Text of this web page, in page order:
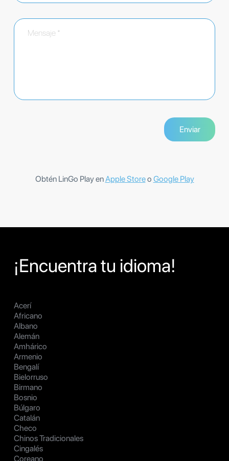
Obtén LinGo Play enApple Storeo Google Play
¡Encuentra tu idioma!
Acerí
Africano
Albano
Alemán
Amhárico
Armenio
Bengalí
Bielorruso
Birmano
Bosnio
Búlgaro
Catalán
Checo
Chinos Tradicionales
Cingalés
Coreano